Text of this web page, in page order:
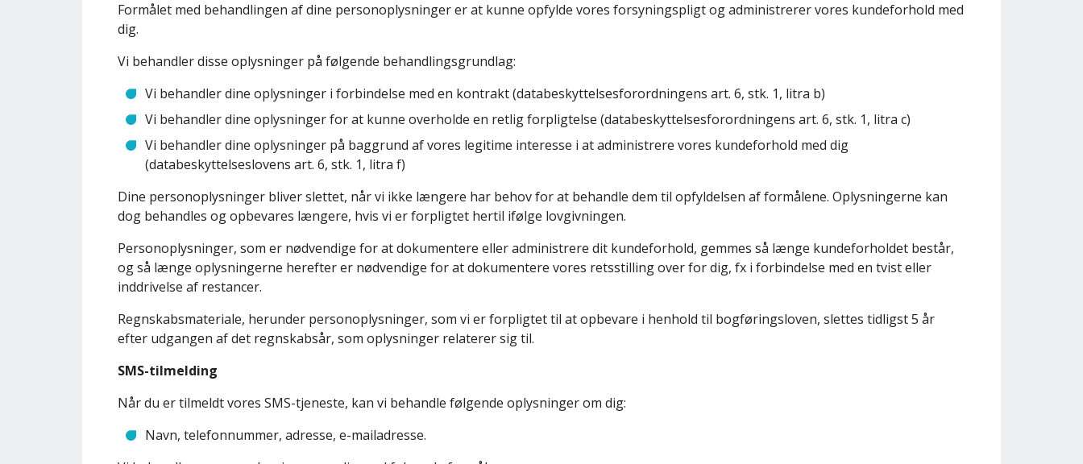
Formålet med behandlingen af dine personoplysninger er at kunne opfylde vores forsyningspligt og administrerer vores kundeforhold med
dig.
Vi behandler disse oplysninger på følgende behandlingsgrundlag:
Vi behandler dine oplysninger i forbindelse med en kontrakt (databeskyttelsesforordningens art. 6, stk. 1, litra b)
Vi behandler dine oplysninger for at kunne overholde en retlig forpligtelse (databeskyttelsesforordningens art. 6, stk. 1, litra c)
Vi behandler dine oplysninger på baggrund af vores legitime interesse i at administrere vores kundeforhold med dig
(databeskyttelseslovens art. 6, stk. 1, litra f)
Dine personoplysninger bliver slettet, når vi ikke længere har behov for at behandle dem til opfyldelsen af formålene. Oplysningerne kan
dog behandles og opbevares længere, hvis vi er forpligtet hertil ifølge lovgivningen.
Personoplysninger, som er nødvendige for at dokumentere eller administrere dit kundeforhold, gemmes så længe kundeforholdet består,
og så længe oplysningerne herefter er nødvendige for at dokumentere vores retsstilling over for dig, fx i forbindelse med en tvist eller
inddrivelse af restancer.
Regnskabsmateriale, herunder personoplysninger, som vi er forpligtet til at opbevare i henhold til bogføringsloven, slettes tidligst 5 år
efter udgangen af det regnskabsår, som oplysninger relaterer sig til.
SMS-tilmelding
Når du er tilmeldt vores SMS-tjeneste, kan vi behandle følgende oplysninger om dig:
Navn, telefonnummer, adresse, e-mailadresse.